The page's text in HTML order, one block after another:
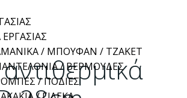
/ ΜΠΟΥΦΑΝ / ΤΖΑΚΕΤ
/ ΒΕΡΜΟΥΔΕΣ
/ ΠΟΔΙΕΣ